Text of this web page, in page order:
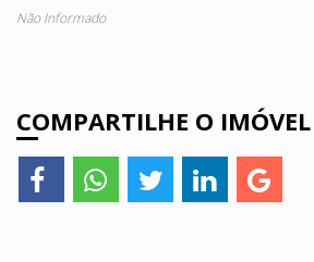
Não Informado
COMPARTILHE O IMÓVEL